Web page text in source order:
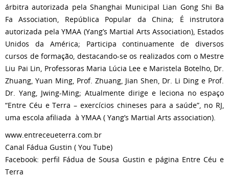
árbitra autorizada pela Shanghai Municipal Lian Gong Shi Ba
Fa Association, República Popular da China; É instrutora
autorizada pela YMAA (Yang’s Martial Arts Association), Estados
Unidos da América; Participa continuamente de diversos
cursos de formação, destacando-se os realizados com o Mestre
Liu Pai Lin, Professoras Maria Lúcia Lee e Maristela Botelho, Dr.
Zhuang, Yuan Ming, Prof. Zhuang, Jian Shen, Dr. Li Ding e Prof.
Dr. Yang, Jwing-Ming; Atualmente dirige e leciona no espaço
“Entre Céu e Terra – exercícios chineses para a saúde”, no RJ,
uma escola afiliada à YMAA ( Yang’s Martial Arts association).
www.entreceueterra.com.br
Canal Fádua Gustin ( You Tube)
Facebook: perfil Fádua de Sousa Gustin e página Entre Céu e
Terra